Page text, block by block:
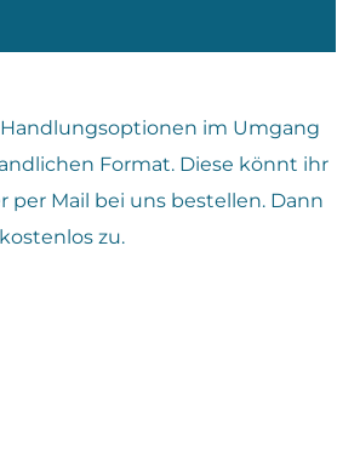
im Umgang
Format. Diese könnt ihr
per Mail bei uns bestellen. Dann
zu.